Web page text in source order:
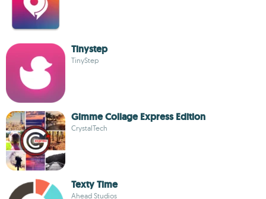
Tinystep
TinyStep
Gimme Collage Express Edition
CrystalTech
Texty Time
Ahead Studios